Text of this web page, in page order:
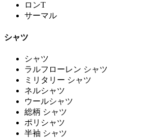
ロンT
サーマル
シャツ
シャツ
ラルフローレン シャツ
ミリタリー シャツ
ネルシャツ
ウールシャツ
総柄 シャツ
ポリシャツ
半袖 シャツ